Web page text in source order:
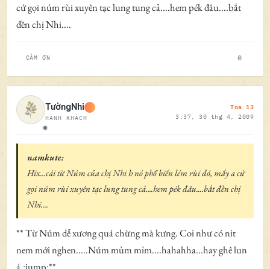
cứ gọi núm rùi xuyên tạc lung tung cả....hem pék đâu....bắt
đền chị Nhi....
CẢM ƠN 0
Ngoại tuyến
TườngNhi
HÀNH KHÁCH
Toa 13
3:37, 30 thg 4, 2009
namkute:
Hix...cái từ Núm của chị Nhi h nó phổ biến lém rùi đó, mấy a cứ
gọi núm rùi xuyên tạc lung tung cả....hem pék đâu....bắt đền chị
Nhi....
** Từ Núm dễ xương quá chừng mà kưng. Coi như có nit
nem mới nghen.....Núm mủm mỉm....hahahha...hay ghê lun